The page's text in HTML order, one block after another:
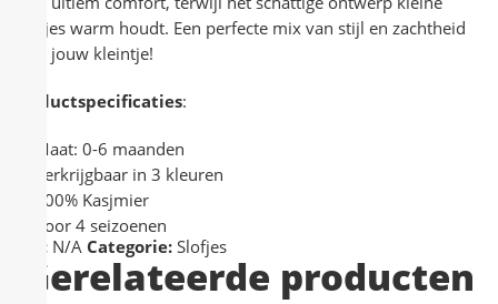
voetjes warm houdt. Een perfecte mix van stijl en zachtheid
voor jouw kleintje!
Productspecificaties:
Maat: 0-6 maanden
Verkrijgbaar in 3 kleuren
100% Kasjmier
Voor 4 seizoenen
SKU: N/A Categorie: Slofjes
Gerelateerde producten